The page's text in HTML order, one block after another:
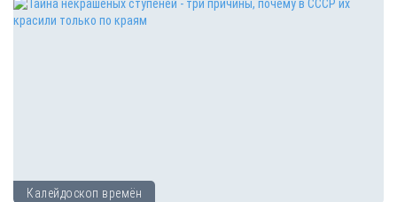
Калейдоскоп времён